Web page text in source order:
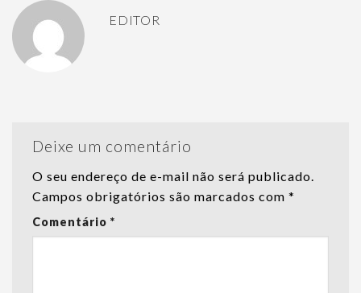
EDITOR
Deixe um comentário
O seu endereço de e-mail não será publicado.
Campos obrigatórios são marcados com *
Comentário *